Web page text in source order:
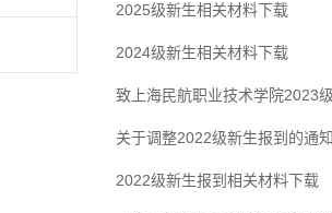
2025级新生相关材料下载
2024级新生相关材料下载
致上海民航职业技术学院2023
关于调整2022级新生报到的通
2022级新生报到相关材料下载